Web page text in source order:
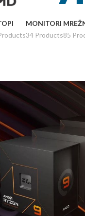
MONITORI
34 Products85